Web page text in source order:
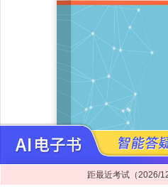
距最近考试（2026/